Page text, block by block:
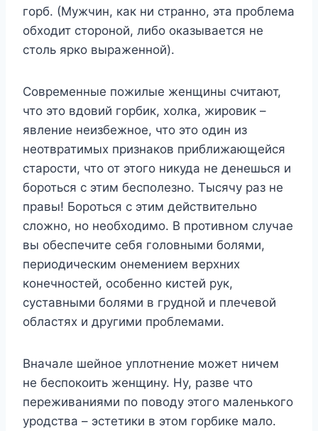
горб. (Мужчин, как ни странно, эта проблема
обходит стороной, либо оказывается не
столь ярко выраженной).
Современные пожилые женщины считают,
что это вдовий горбик, холка, жировик –
явление неизбежное, что это один из
неотвратимых признаков приближающейся
старости, что от этого никуда не денешься и
бороться с этим бесполезно. Тысячу раз не
правы! Бороться с этим действительно
сложно, но необходимо. В противном случае
вы обеспечите себя головными болями,
периодическим онемением верхних
конечностей, особенно кистей рук,
суставными болями в грудной и плечевой
областях и другими проблемами.
Вначале шейное уплотнение может ничем
не беспокоить женщину. Ну, разве что
переживаниями по поводу этого маленького
уродства – эстетики в этом горбике мало.